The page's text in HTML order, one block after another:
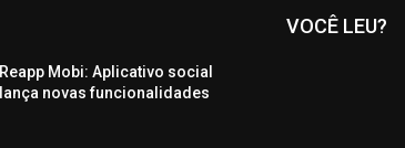
Reapp Mobi: Aplicativo social
lança novas funcionalidades
VOCÊ LEU?